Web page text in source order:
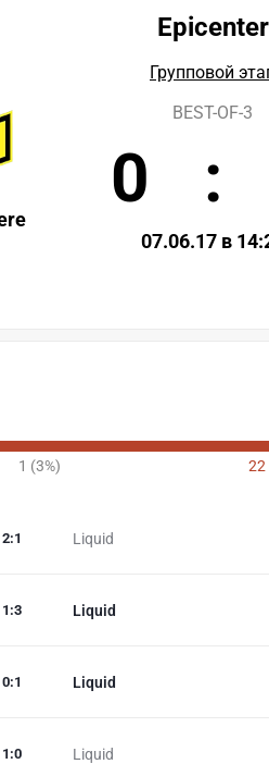
Epicenter
Групповой
BEST-OF-3
0 :
07.06.17 в
1 (3%) 22
Liquid
2:1
Liquid
1 :3
Liquid
0:1
Liquid
1 :0